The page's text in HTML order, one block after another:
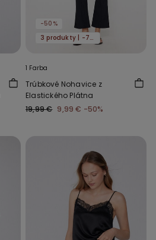
-50%
3 produkty | -70%
1 Farba
Trúbkové Nohavice z
Elastického Plátna
19,99 € 9,99 € -50%